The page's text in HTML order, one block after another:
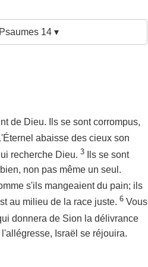
Psaumes 14 ▾
de Dieu. Ils se sont corrompus,
abaisse des cieux son
recherche Dieu. 3
Ils se sont
non pas même un seul.
s'ils mangeaient du pain; ils
au milieu de la race juste. 6 Vous
donnera de Sion la délivrance
Israël se réjouira.